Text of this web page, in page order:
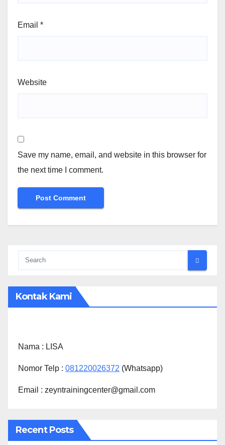
Email *
Website
Save my name, email, and website in this browser for
the next time I comment.
Kontak Kami
Nama : LISA
Nomor Telp : 081220026372 (Whatsapp)
Email : zeyntrainingcenter@gmail.com
Recent Posts